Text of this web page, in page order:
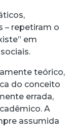
– repetiram o
em
teórico,
do conceito
errada,
A
assumida